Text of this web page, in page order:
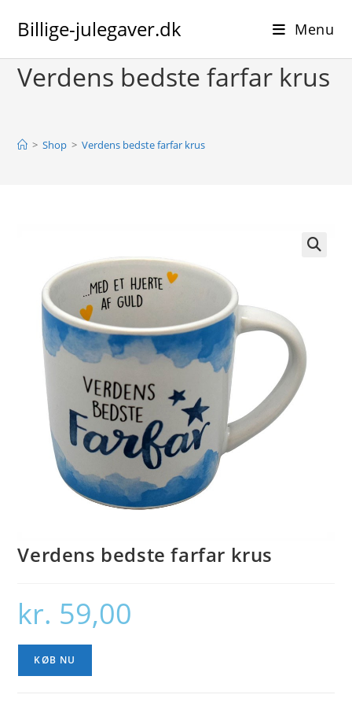
Billige-julegaver.dk Menu
Verdens bedste farfar krus
> Shop > Verdens bedste farfar krus
Verdens bedste farfar krus
kr. 59,00
KØB NU